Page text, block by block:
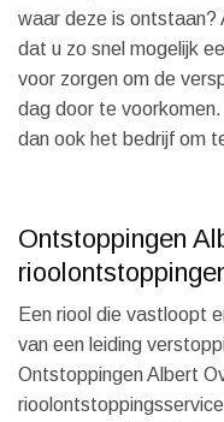
waar deze is ontstaan?
dat u zo snel mogelijk
voor zorgen om de
dag door te
dan ook het bedrijf om
Ontstoppingen
Een riool die vastloopt
van een leiding
Ontstoppingen Albert